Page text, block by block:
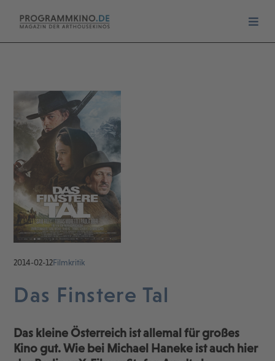
2014-02-12Filmkritik
Das Finstere Tal
Das kleine Österreich ist allemal für großes
Kino gut. Wie bei Michael Haneke ist auch hier